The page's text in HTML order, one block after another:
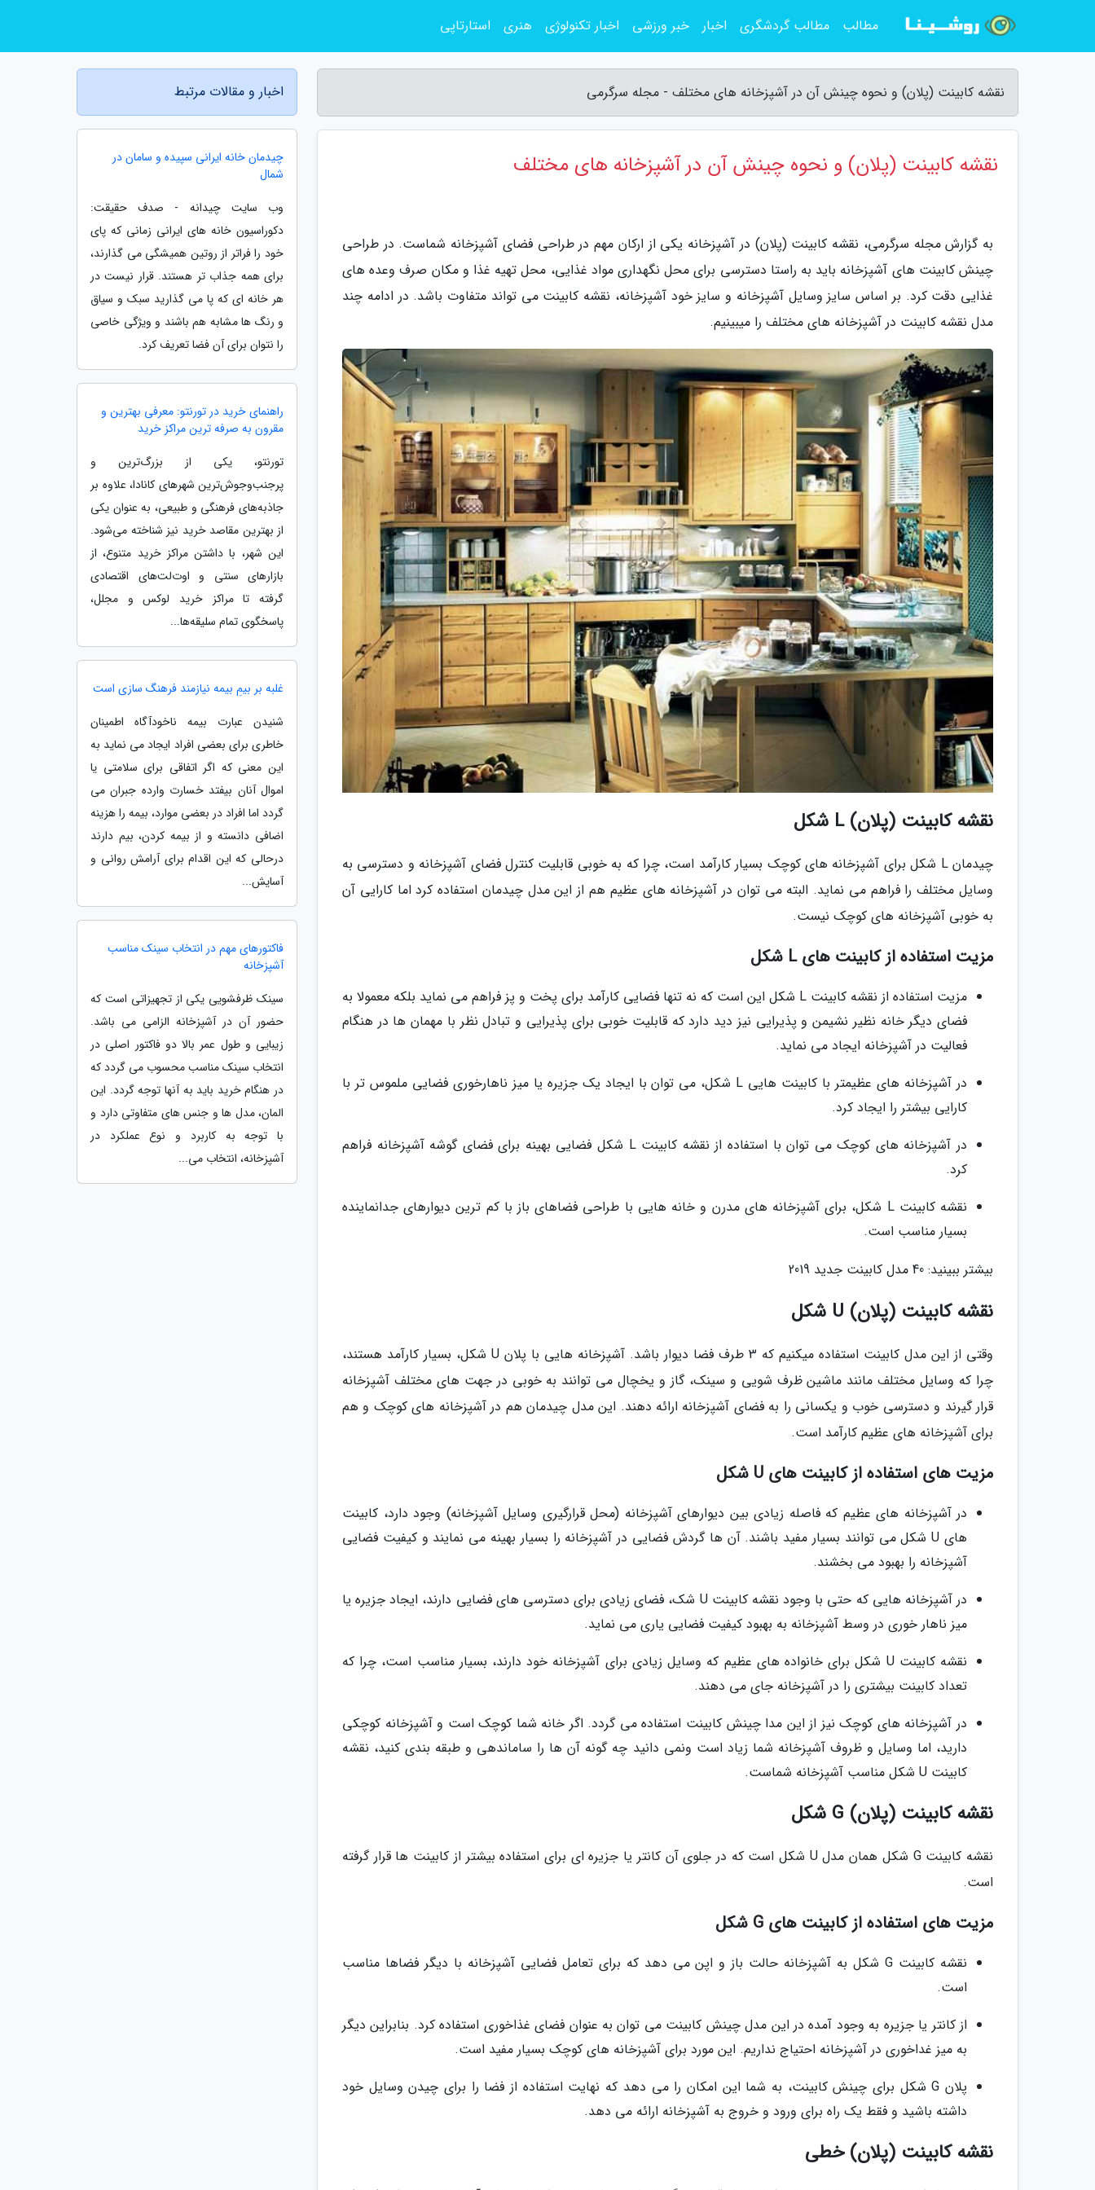
نقشه کابینت (پلان) و نحوه چینش آن در آشپزخانه های مختلف - مجله سرگرمی
نقشه کابینت (پلان) و نحوه چینش آن در آشپزخانه های مختلف
به گزارش مجله سرگرمی، نقشه کابینت (پلان) در آشپزخانه یکی از ارکان مهم در طراحی فضای آشپزخانه شماست. در طراحی
چینش کابینت های آشپزخانه باید به راستا دسترسی برای محل نگهداری مواد غذایی، محل تهیه غذا و مکان صرف وعده های
غذایی دقت کرد. بر اساس سایز وسایل آشپزخانه و سایز خود آشپزخانه، نقشه کابینت می تواند متفاوت باشد. در ادامه چند
مدل نقشه کابینت در آشپزخانه های مختلف را میبینیم.
نقشه کابینت (پلان) L شکل
چیدمان L شکل برای آشپزخانه های کوچک بسیار کارآمد است، چرا که به خوبی قابلیت کنترل فضای آشپزخانه و دسترسی به
وسایل مختلف را فراهم می نماید. البته می توان در آشپزخانه های عظیم هم از این مدل چیدمان استفاده کرد اما کارایی آن
به خوبی آشپزخانه های کوچک نیست.
مزیت استفاده از کابینت های L شکل
مزیت استفاده از نقشه کابینت L شکل این است که نه تنها فضایی کارآمد برای پخت و پز فراهم می نماید بلکه معمولا به
فضای دیگر خانه نظیر نشیمن و پذیرایی نیز دید دارد که قابلیت خوبی برای پذیرایی و تبادل نظر با مهمان ها در هنگام
فعالیت در آشپزخانه ایجاد می نماید.
در آشپزخانه های عظیمتر با کابینت هایی L شکل، می توان با ایجاد یک جزیره یا میز ناهارخوری فضایی ملموس تر با
کارایی بیشتر را ایجاد کرد.
در آشپزخانه های کوچک می توان با استفاده از نقشه کابینت L شکل فضایی بهینه برای فضای گوشه آشپزخانه فراهم
کرد.
نقشه کابینت L شکل، برای آشپزخانه های مدرن و خانه هایی با طراحی فضاهای باز با کم ترین دیوارهای جدانماینده
بسیار مناسب است.
بیشتر ببینید: 40 مدل کابینت جدید 2019
نقشه کابینت (پلان) U شکل
وقتی از این مدل کابینت استفاده میکنیم که 3 طرف فضا دیوار باشد. آشپزخانه هایی با پلان U شکل، بسیار کارآمد هستند،
چرا که وسایل مختلف مانند ماشین ظرف شویی و سینک، گاز و یخچال می توانند به خوبی در جهت های مختلف آشپزخانه
قرار گیرند و دسترسی خوب و یکسانی را به فضای آشپزخانه ارائه دهند. این مدل چیدمان هم در آشپزخانه های کوچک و هم
برای آشپزخانه های عظیم کارآمد است.
مزیت های استفاده از کابینت های U شکل
در آشپزخانه های عظیم که فاصله زیادی بین دیوارهای آشپزخانه (محل قرارگیری وسایل آشپزخانه) وجود دارد، کابینت
های U شکل می توانند بسیار مفید باشند. آن ها گردش فضایی در آشپزخانه را بسیار بهینه می نمایند و کیفیت فضایی
آشپزخانه را بهبود می بخشند.
در آشپزخانه هایی که حتی با وجود نقشه کابینت U شک، فضای زیادی برای دسترسی های فضایی دارند، ایجاد جزیره یا
میز ناهار خوری در وسط آشپزخانه به بهبود کیفیت فضایی یاری می نماید.
نقشه کابینت U شکل برای خانواده های عظیم که وسایل زیادی برای آشپزخانه خود دارند، بسیار مناسب است، چرا که
تعداد کابینت بیشتری را در آشپزخانه جای می دهند.
در آشپزخانه های کوچک نیز از این مدا چینش کابینت استفاده می گردد. اگر خانه شما کوچک است و آشپزخانه کوچکی
دارید، اما وسایل و ظروف آشپزخانه شما زیاد است ونمی دانید چه گونه آن ها را ساماندهی و طبقه بندی کنید، نقشه
کابینت U شکل مناسب آشپزخانه شماست.
نقشه کابینت (پلان) G شکل
نقشه کابینت G شکل همان مدل U شکل است که در جلوی آن کانتر یا جزیره ای برای استفاده بیشتر از کابینت ها قرار گرفته
است.
مزیت های استفاده از کابینت های G شکل
نقشه کابینت G شکل به آشپزخانه حالت باز و اپن می دهد که برای تعامل فضایی آشپزخانه با دیگر فضاها مناسب
است.
از کانتر یا جزیره به وجود آمده در این مدل چینش کابینت می توان به عنوان فضای غذاخوری استفاده کرد. بنابراین دیگر
به میز غداخوری در آشپزخانه احتیاج نداریم. این مورد برای آشپزخانه های کوچک بسیار مفید است.
پلان G شکل برای چینش کابینت، به شما این امکان را می دهد که نهایت استفاده از فضا را برای چیدن وسایل خود
داشته باشید و فقط یک راه برای ورود و خروج به آشپزخانه ارائه می دهد.
نقشه کابینت (پلان) خطی
اخبار و مقالات مرتبط
چیدمان خانه ایرانی سپیده و سامان در
شمال
وب سایت چیدانه - صدف حقیقت:
دکوراسیون خانه های ایرانی زمانی که پای
خود را فراتر از روتین همیشگی می گذارند،
برای همه جذاب تر هستند. قرار نیست در
هر خانه ای که پا می گذارید سبک و سیاق
و رنگ ها مشابه هم باشند و ویژگی خاصی
را نتوان برای آن فضا تعریف کرد.
راهنمای خرید در تورنتو: معرفی بهترین و
مقرون به صرفه ترین مراکز خرید
تورنتو، یکی از بزرگ‌ترین و
پرجنب‌وجوش‌ترین شهرهای کانادا، علاوه بر
جاذبه‌های فرهنگی و طبیعی، به عنوان یکی
از بهترین مقاصد خرید نیز شناخته می‌شود.
این شهر، با داشتن مراکز خرید متنوع، از
بازارهای سنتی و اوت‌لت‌های اقتصادی
گرفته تا مراکز خرید لوکس و مجلل،
پاسخگوی تمام سلیقه‌ها...
غلبه بر بیمِ بیمه نیازمند فرهنگ سازی است
شنیدن عبارت بیمه ناخودآگاه اطمینان
خاطری برای بعضی افراد ایجاد می نماید به
این معنی که اگر اتفاقی برای سلامتی یا
اموال آنان بیفتد خسارت وارده جبران می
گردد اما افراد در بعضی موارد، بیمه را هزینه
اضافی دانسته و از بیمه کردن، بیم دارند
درحالی که این اقدام برای آرامش روانی و
آسایش...
فاکتورهای مهم در انتخاب سینک مناسب
آشپزخانه
سینک ظرفشویی یکی از تجهیزاتی است که
حضور آن در آشپزخانه الزامی می باشد.
زیبایی و طول عمر بالا دو فاکتور اصلی در
انتخاب سینک مناسب محسوب می گردد که
در هنگام خرید باید به آنها توجه گردد. این
المان، مدل ها و جنس های متفاوتی دارد و
با توجه به کاربرد و نوع عملکرد در
آشپزخانه، انتخاب می...
مطالب مطالب گردشگری اخبار خبر ورزشی اخبار تکنولوژی هنری استارتاپی